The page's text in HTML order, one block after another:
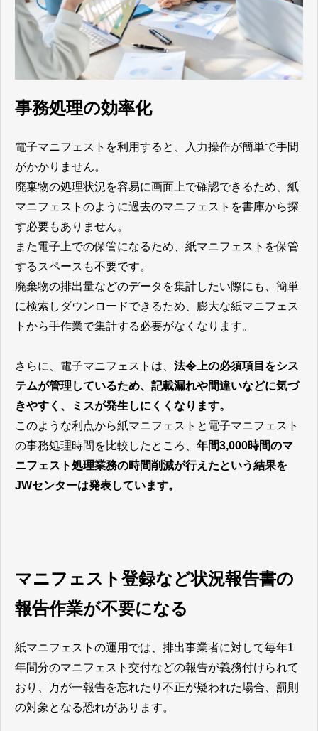
事務処理の効率化
電子マニフェストを利用すると、入力操作が簡単で手間
がかかりません。
廃棄物の処理状況を容易に画面上で確認できるため、紙
マニフェストのように過去のマニフェストを書庫から探
す必要もありません。
また電子上での保管になるため、紙マニフェストを保管
するスペースも不要です。
廃棄物の排出量などのデータを集計したい際にも、簡単
に検索しダウンロードできるため、膨大な紙マニフェス
トから手作業で集計する必要がなくなります。
さらに、電子マニフェストは、 法令上の必須項目をシス
テムが管理しているため、記載漏れや間違いなどに気づ
きやすく、ミスが発生しにくくなります。
このような利点から紙マニフェストと電子マニフェスト
の事務処理時間を比較したところ、 年間3,000時間のマ
ニフェスト処理業務の時間削減が行えたという結果を
JWセンターは発表しています。
マニフェスト登録など状況報告書の
報告作業が不要になる
紙マニフェストの運用では、排出事業者に対して毎年1
年間分のマニフェスト交付などの報告が義務付けられて
おり、万が一報告を忘れたり不正が疑われた場合、罰則
の対象となる恐れがあります。